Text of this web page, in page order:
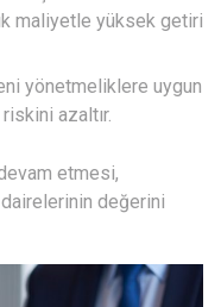
maliyetle yüksek getiri
yönetmeliklere uygun
azaltır.
etmesi,
değerini